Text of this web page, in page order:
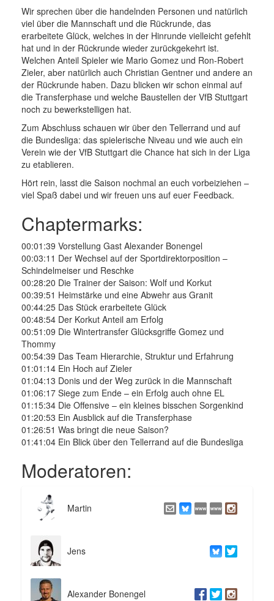
Wir sprechen über die handelnden Personen und natürlich
viel über die Mannschaft und die Rückrunde, das
erarbeitete Glück, welches in der Hinrunde vielleicht gefehlt
hat und in der Rückrunde wieder zurückgekehrt ist.
Welchen Anteil Spieler wie Mario Gomez und Ron-Robert
Zieler, aber natürlich auch Christian Gentner und andere an
der Rückrunde haben. Dazu blicken wir schon einmal auf
die Transferphase und welche Baustellen der VfB Stuttgart
noch zu bewerkstelligen hat.
Zum Abschluss schauen wir über den Tellerrand und auf
die Bundesliga: das spielerische Niveau und wie auch ein
Verein wie der VfB Stuttgart die Chance hat sich in der Liga
zu etablieren.
Hört rein, lasst die Saison nochmal an euch vorbeiziehen –
viel Spaß dabei und wir freuen uns auf euer Feedback.
Chaptermarks:
00:01:39 Vorstellung Gast Alexander Bonengel
00:03:11 Der Wechsel auf der Sportdirektorposition –
Schindelmeiser und Reschke
00:28:20 Die Trainer der Saison: Wolf und Korkut
00:39:51 Heimstärke und eine Abwehr aus Granit
00:44:25 Das Stück erarbeitete Glück
00:48:54 Der Korkut Anteil am Erfolg
00:51:09 Die Wintertransfer Glücksgriffe Gomez und
Thommy
00:54:39 Das Team Hierarchie, Struktur und Erfahrung
01:01:14 Ein Hoch auf Zieler
01:04:13 Donis und der Weg zurück in die Mannschaft
01:06:17 Siege zum Ende – ein Erfolg auch ohne EL
01:15:34 Die Offensive – ein kleines bisschen Sorgenkind
01:20:53 Ein Ausblick auf die Transferphase
01:26:51 Was bringt die neue Saison?
01:41:04 Ein Blick über den Tellerrand auf die Bundesliga
Moderatoren:
Martin
Jens
Alexander Bonengel